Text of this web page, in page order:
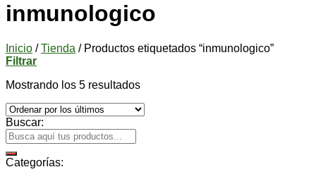
inmunologico
Inicio / Tienda /Productos etiquetados “inmunologico”
Filtrar
Mostrando los 5 resultados
Buscar:
Categorías: